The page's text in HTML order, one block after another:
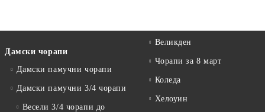
Дамски чорапи
Дамски памучни чорапи
Дамски памучни 3/4 чорапи
Весели 3/4 чорапи до
Великден
Чорапи за 8 март
Коледа
Хелоуин